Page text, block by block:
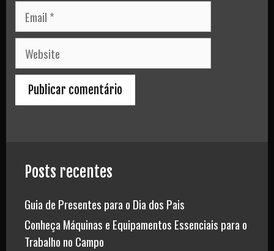
Email
Website
Posts recentes
Guia de Presentes para o Dia dos Pais
Conheça Máquinas e Equipamentos Essenciais para o
Trabalho no Campo